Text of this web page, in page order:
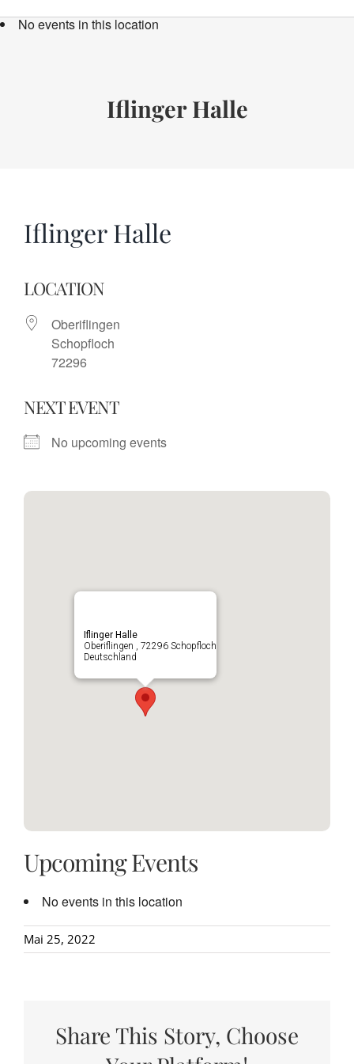
Bücher
No events in this location
Iflinger Halle
Iflinger Halle
LOCATION
Oberiflingen
Schopfloch
72296
NEXT EVENT
No upcoming events
Iflinger Halle
Oberiflingen , 72296 Schopfloch
Deutschland
Upcoming Events
No events in this location
Mai 25, 2022
Share This Story, Choose